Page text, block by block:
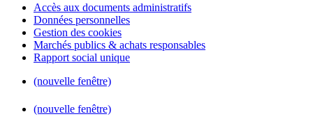
Accès aux documents administratifs
Données personnelles
Gestion des cookies
Marchés publics & achats responsables
Rapport social unique
(nouvelle fenêtre)
(nouvelle fenêtre)